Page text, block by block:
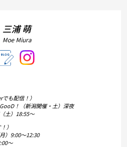
三浦 萌
Moe Miura
も配信！）
！（新潟開催・土）深夜
土）18:55～
）
）9:00～12:30
～